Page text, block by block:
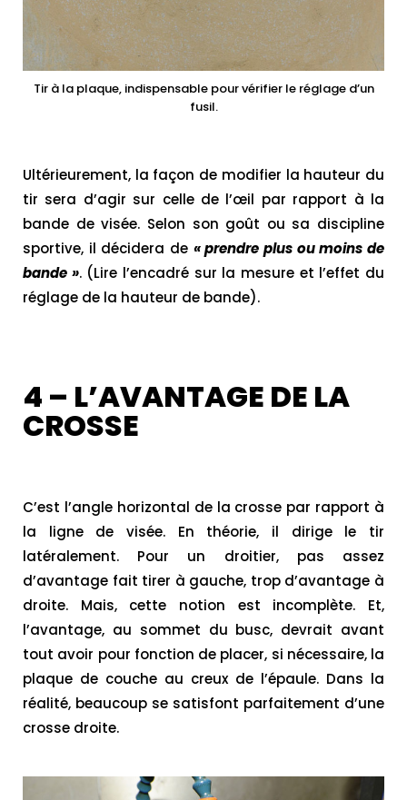
Tir à la plaque, indispensable pour vérifier le réglage d’un
fusil.
Ultérieurement, la façon de modifier la hauteur du
tir sera d’agir sur celle de l’œil par rapport à la
bande de visée. Selon son goût ou sa discipline
sportive, il décidera de « prendre plus ou moins de
bande ». (Lire l’encadré sur la mesure et l’effet du
réglage de la hauteur de bande).
4 – L’AVANTAGE DE LA
CROSSE
C’est l’angle horizontal de la crosse par rapport à
la ligne de visée. En théorie, il dirige le tir
latéralement. Pour un droitier, pas assez
d’avantage fait tirer à gauche, trop d’avantage à
droite. Mais, cette notion est incomplète. Et,
l’avantage, au sommet du busc, devrait avant
tout avoir pour fonction de placer, si nécessaire, la
plaque de couche au creux de l’épaule. Dans la
réalité, beaucoup se satisfont parfaitement d’une
crosse droite.